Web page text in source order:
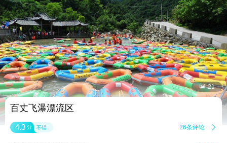
 21
百丈飞瀑漂流区
4.3 分 不错 26条评论 
